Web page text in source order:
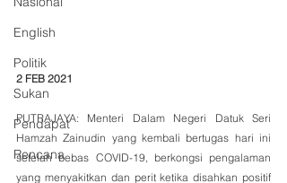
English
Politik
Sukan
Pendapat
Rencana
2 FEB 2021
PUTRAJAYA: Menteri Dalam Negeri Datuk Seri
Hamzah Zainudin yang kembali bertugas hari ini
setelah bebas COVID-19, berkongsi pengalaman
yang menyakitkan dan perit ketika disahkan positif